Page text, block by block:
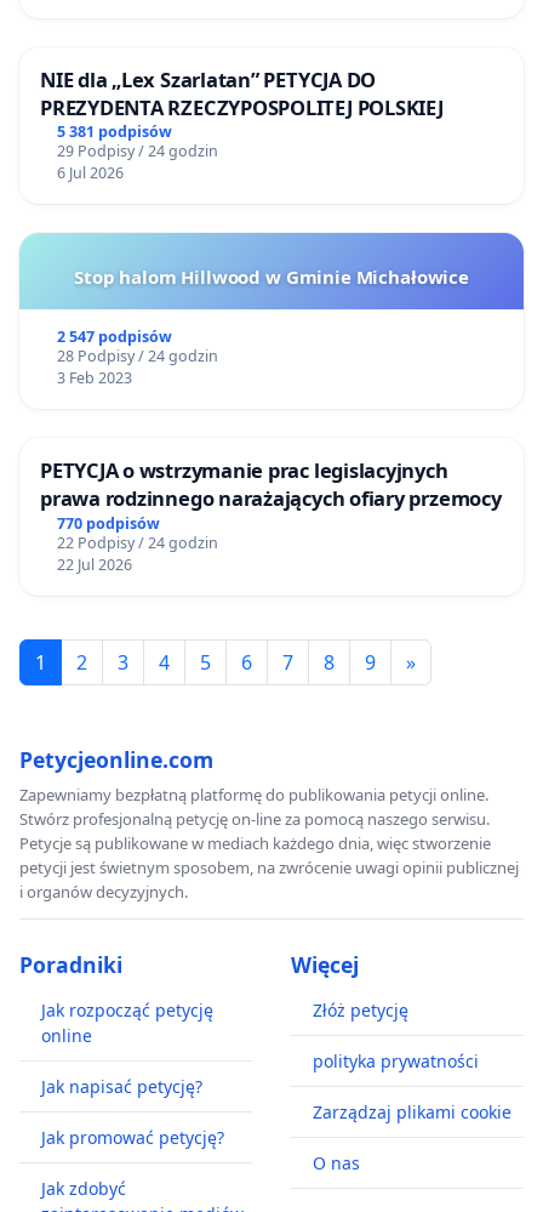
NIE dla „Lex Szarlatan” PETYCJA DO
PREZYDENTA RZECZYPOSPOLITEJ POLSKIEJ
5 381 podpisów
29 Podpisy / 24 godzin
6 Jul 2026
Stop halom Hillwood w Gminie Michałowice
2 547 podpisów
28 Podpisy / 24 godzin
3 Feb 2023
PETYCJA o wstrzymanie prac legislacyjnych
prawa rodzinnego narażających ofiary przemocy
770 podpisów
22 Podpisy / 24 godzin
22 Jul 2026
1 2 3 4 5 6 7 8 9 »
Petycjeonline.com
Zapewniamy bezpłatną platformę do publikowania petycji online.
Stwórz profesjonalną petycję on-line za pomocą naszego serwisu.
Petycje są publikowane w mediach każdego dnia, więc stworzenie
petycji jest świetnym sposobem, na zwrócenie uwagi opinii publicznej
i organów decyzyjnych.
Poradniki
Jak rozpocząć petycję
online
Jak napisać petycję?
Jak promować petycję?
Jak zdobyć
Więcej
Złóż petycję
polityka prywatności
Zarządzaj plikami cookie
O nas